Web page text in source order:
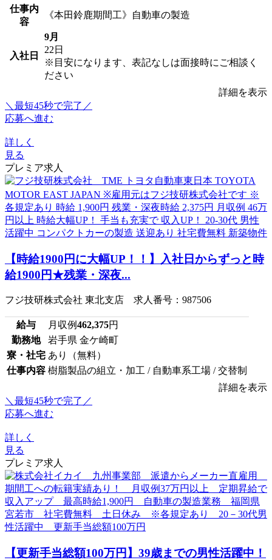
仕事内
容
《本田鈴鹿期間工》自動車の製造
入社日
9月
22日
※目安になります、表記なしは面接時にご相談く
ださい
詳細を表示
＼最短45秒で完了／
応募へ進む
詳しく
見る
プレミア求人
【時給1900円に大幅UP！！】入社日からずっと時
給1900円★残業・深夜...
フジ技研株式会社 東北支店 求人番号：987506
給与 月収例462,375円
勤務地
岩手県 金ケ崎町
寮・社宅 あり（無料）
仕事内容 樹脂製品の組立・加工 / 自動車系工場 / 交替制
詳細を表示
＼最短45秒で完了／
応募へ進む
詳しく
見る
プレミア求人
【更新手当総額100万円】39歳までの男性活躍中！